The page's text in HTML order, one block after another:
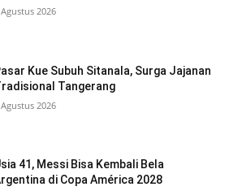
2026
Kue Subuh Sitanala, Surga Jajanan
Tangerang
2026
41, Messi Bisa Kembali Bela
di Copa América 2028